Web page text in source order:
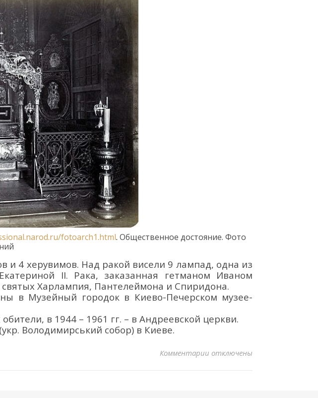
fotoarch1.html. Общественное достояние. Фото
и 4 херувимов. Над ракой висели 9 лампад, одна из
Екатериной II. Рака, заказанная гетманом Иваном
Харлампия, Пантелеймона и Спиридона.
в Музейный городок в Киево-Печерском музее-
в 1944– 1961 гг. – в Андреевской церкви.
(укр. Володимирський собор)в Киеве.
Комментарии к записи ВАРВАРА-ИРИНА
отключены